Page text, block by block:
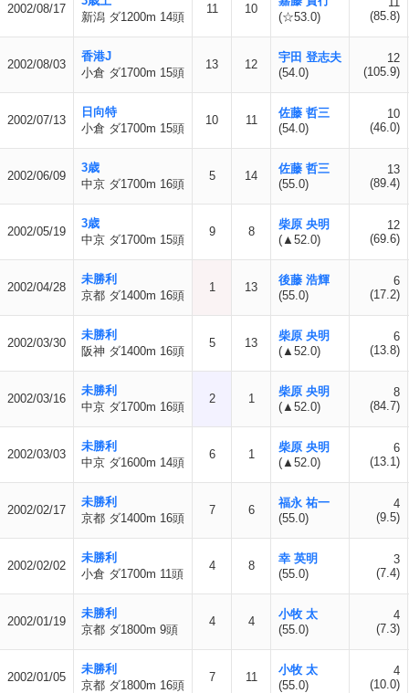
2002/08/17
新潟 ダ1200m 14頭
11 10
(☆53.0)
(85.8)
2002/08/03
香港J
小倉 ダ1700m 15頭
13 12
宇田 登志夫
(54.0)
12
(105.9)
2002/07/13
日向特
小倉 ダ1700m 15頭
10 11
佐藤 哲三
(54.0)
10
(46.0)
2002/06/09
3歳
中京 ダ1700m 16頭
5 14
佐藤 哲三
(55.0)
13
(89.4)
2002/05/19
3歳
中京 ダ1700m 15頭
9 8
柴原 央明
(▲52.0)
12
(69.6)
2002/04/28
未勝利
京都 ダ1400m 16頭
1 13
後藤 浩輝
(55.0)
6
(17.2)
2002/03/30
未勝利
阪神 ダ1400m 16頭
5 13
柴原 央明
(▲52.0)
6
(13.8)
2002/03/16
未勝利
中京 ダ1700m 16頭
2 1
柴原 央明
(▲52.0)
8
(84.7)
2002/03/03
未勝利
中京 ダ1600m 14頭
6 1
柴原 央明
(▲52.0)
6
(13.1)
2002/02/17
未勝利
京都 ダ1400m 16頭
7 6
福永 祐一
(55.0)
4
(9.5)
2002/02/02
未勝利
小倉 ダ1700m 11頭
4 8
幸 英明
(55.0)
3
(7.4)
2002/01/19
未勝利
京都 ダ1800m 9頭
4 4
小牧 太
(55.0)
4
(7.3)
2002/01/05
未勝利
京都 ダ1800m 16頭
7 11
小牧 太
(55.0)
4
(10.0)